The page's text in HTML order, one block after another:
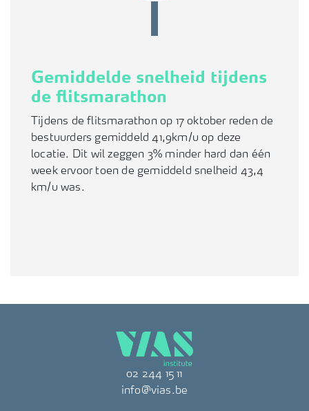
Gemiddelde snelheid tijdens
de flitsmarathon
Tijdens de flitsmarathon op 17 oktober reden de
bestuurders gemiddeld 41,9km/u op deze
locatie. Dit wil zeggen 3% minder hard dan één
week ervoor toen de gemiddeld snelheid 43,4
km/u was.
02 244 15 11
info@vias.be